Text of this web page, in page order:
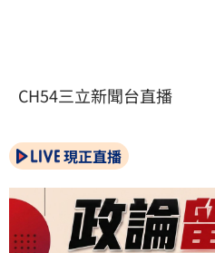
CH54三立新聞台直播
現正直播